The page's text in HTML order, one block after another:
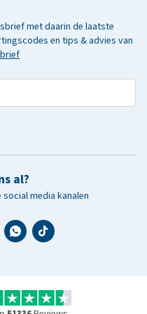
met daarin de laatste
en tips & advies van
al?
media kanalen